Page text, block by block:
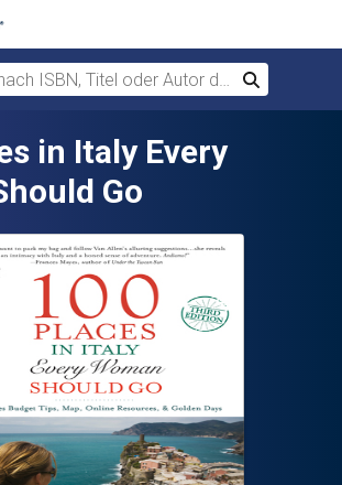
ISBN, Titel oder Autor durchsuchen
Suchen
in Italy Every
Go